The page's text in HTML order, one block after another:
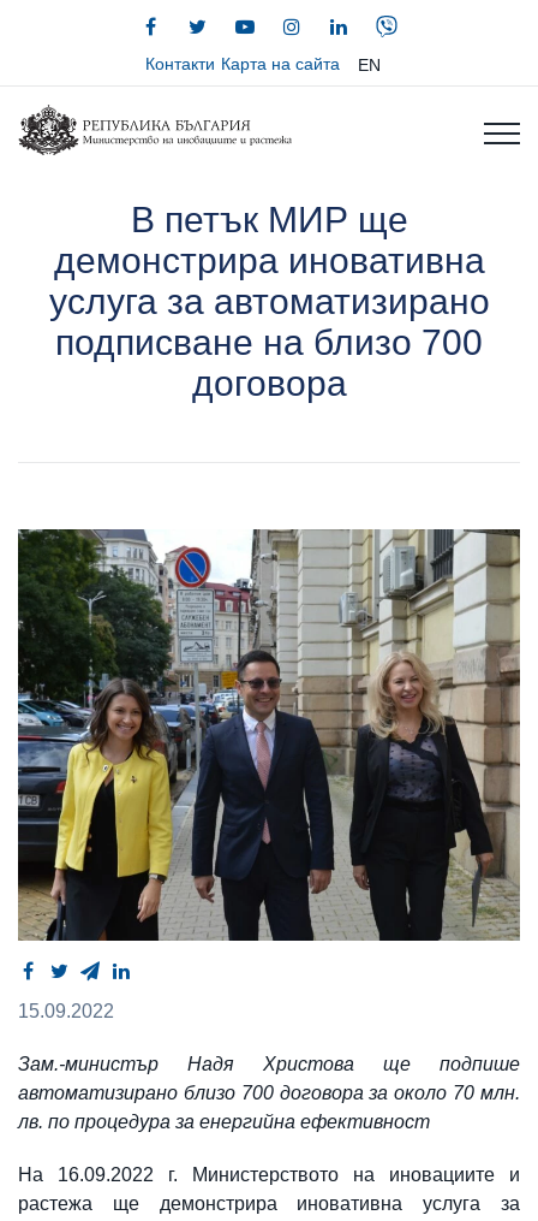
Контакти Карта на сайта EN
В петък МИР ще
демонстрира иновативна
услуга за автоматизирано
подписване на близо 700
договора
15.09.2022
Зам.-министър Надя Христова ще подпише
автоматизирано близо 700 договора за около 70 млн.
лв. по процедура за енергийна ефективност
На 16.09.2022 г. Министерството на иновациите и
растежа ще демонстрира иновативна услуга за